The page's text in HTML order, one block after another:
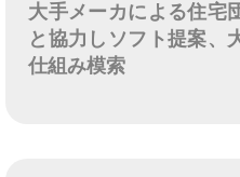
大手メーカによる住宅
と協力しソフト提案、
仕組み模索